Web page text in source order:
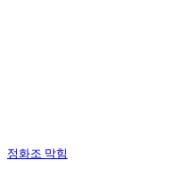
정화조 막힘